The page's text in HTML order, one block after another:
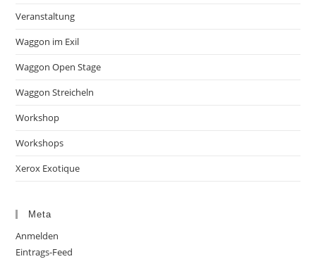
Veranstaltung
Waggon im Exil
Waggon Open Stage
Waggon Streicheln
Workshop
Workshops
Xerox Exotique
Meta
Anmelden
Eintrags-Feed